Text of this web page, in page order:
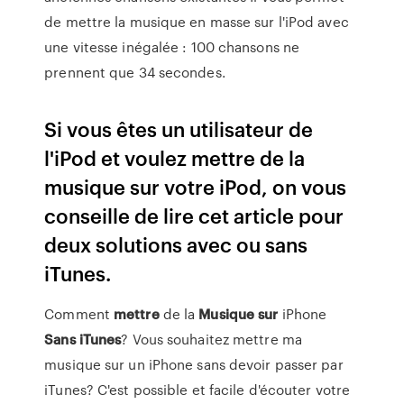
de mettre la musique en masse sur l'iPod avec
une vitesse inégalée : 100 chansons ne
prennent que 34 secondes.
Si vous êtes un utilisateur de
l'iPod et voulez mettre de la
musique sur votre iPod, on vous
conseille de lire cet article pour
deux solutions avec ou sans
iTunes.
Comment mettrede la Musique sur iPhone
Sans iTunes? Vous souhaitez mettre ma
musique sur un iPhone sans devoir passer par
iTunes? C'est possible et facile d'écouter votre